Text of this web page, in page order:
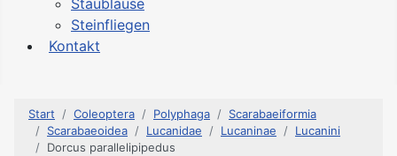
Staubläuse
Steinfliegen
Kontakt
Start Coleoptera Polyphaga
Scarabaeiformia
Scarabaeoidea
Lucanidae Lucaninae
Lucanini
Dorcus parallelipipedus